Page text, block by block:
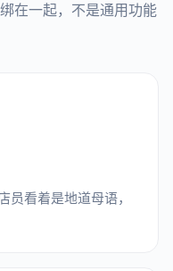
在一起，不是通用功能
员看着是地道母语，